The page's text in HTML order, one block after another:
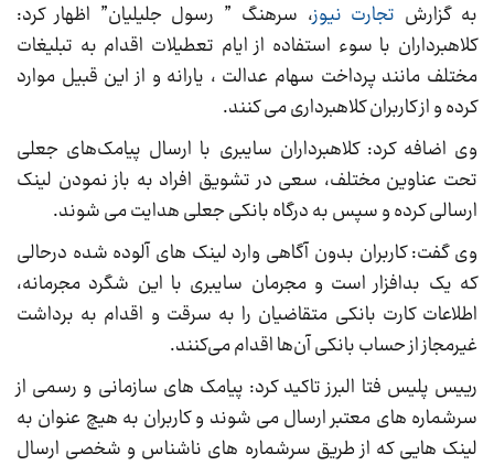
به گزارش تجارت نیوز، سرهنگ ” رسول جلیلیان” اظهار کرد:
کلاهبرداران با سوء استفاده از ایام تعطیلات اقدام به تبلیغات
مختلف مانند پرداخت سهام عدالت ، یارانه و از این قبیل موارد
کرده و از کاربران کلاهبرداری می کنند.
وی اضافه کرد: کلاهبرداران سایبری با ارسال پیامک‌های جعلی
تحت عناوین مختلف، سعی در تشویق افراد به باز نمودن لینک
ارسالی کرده و سپس به درگاه بانکی جعلی هدایت می شوند.
وی گفت: کاربران بدون آگاهی وارد لینک های آلوده شده درحالی
که یک بدافزار است و مجرمان سایبری با این شگرد مجرمانه،
اطلاعات کارت بانکی متقاضیان را به سرقت و اقدام به برداشت
غیرمجاز از حساب بانکی آن‌ها اقدام می‌کنند.
رییس پلیس فتا البرز تاکید کرد: پیامک های سازمانی و رسمی از
سرشماره های معتبر ارسال می شوند و کاربران به هیچ عنوان به
لینک هایی که از طریق سرشماره های ناشناس و شخصی ارسال